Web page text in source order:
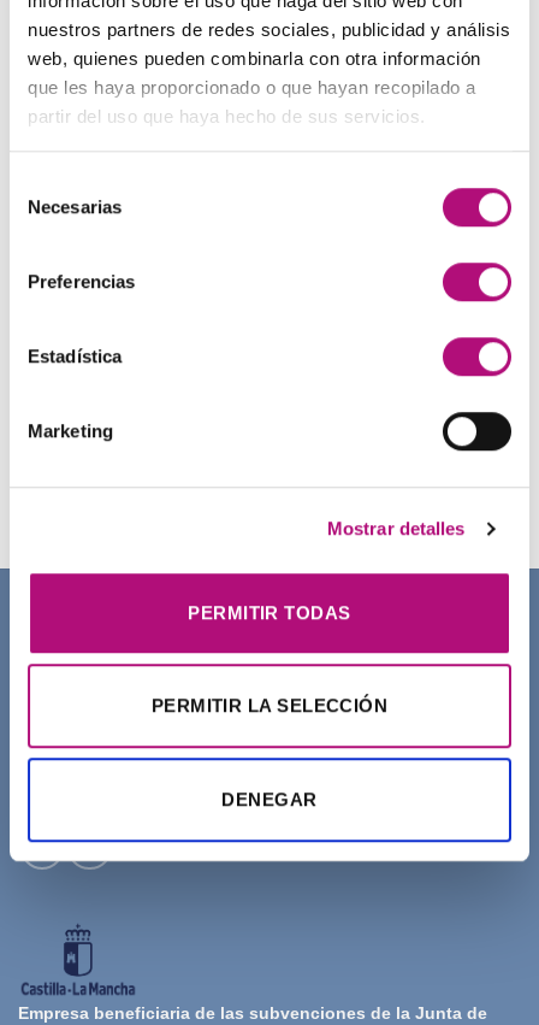
nuestros partners de redes sociales, publicidad y análisis
web, quienes pueden combinarla con otra información
que les haya proporcionado o que hayan recopilado a
partir del uso que haya hecho de sus servicios.
Necesarias
Preferencias
Estadística
Marketing
Mostrar detalles
PERMITIR TODAS
PERMITIR LA SELECCIÓN
DENEGAR
48,00€.45,00€.
32,99€ El
precio
original
era:
32,99€.
28,50€El
precio
actual
es:
28,50€.
(IVA incluido)
Maquíllate
precio
8,50
El(IVA incluido)
Pendientes Negro
Champú Huile d´etoile
SOBRE NOSOTROS
Empresa beneficiaria de las subvenciones de la Junta de